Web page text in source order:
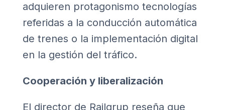
adquieren protagonismo tecnologías
referidas a la conducción automática
de trenes o la implementación digital
en la gestión del tráfico.
Cooperación y liberalización
El director de Railgrup reseña que